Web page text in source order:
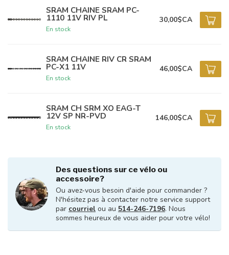
SRAM CHAINE SRAM PC-
1110 11V RIV PL
En stock
30,00$CA
SRAM CHAINE RIV CR SRAM
PC-X1 11V
En stock
46,00$CA
SRAM CH SRM XO EAG-T
12V SP NR-PVD
En stock
146,00$CA
Des questions sur ce vélo ou
accessoire?
Ou avez-vous besoin d'aide pour commander ?
N'hésitez pas à contacter notre service support
par courriel ou au 514-246-7196. Nous
sommes heureux de vous aider pour votre vélo!